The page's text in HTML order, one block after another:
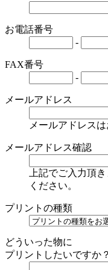
お電話番号
-
FAX番号
-
メールアドレス
メールアドレス
メールアドレス確認
上記でご入力頂
ください。
プリントの種類
どういった物に
プリントしたいですか？